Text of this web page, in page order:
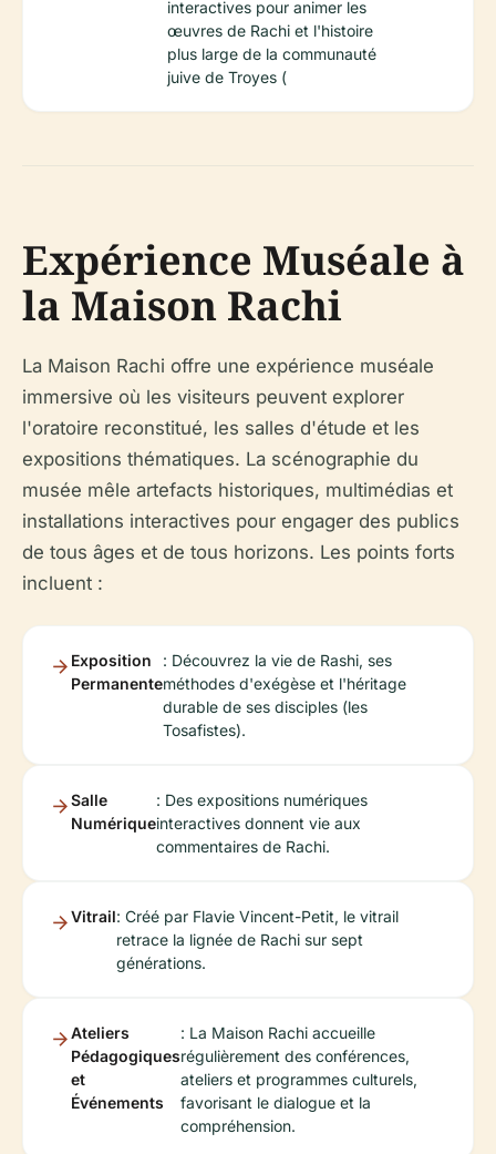
interactives pour animer les
œuvres de Rachi et l'histoire
plus large de la communauté
juive de Troyes (
Expérience Muséale à
la Maison Rachi
La Maison Rachi offre une expérience muséale
immersive où les visiteurs peuvent explorer
l'oratoire reconstitué, les salles d'étude et les
expositions thématiques. La scénographie du
musée mêle artefacts historiques, multimédias et
installations interactives pour engager des publics
de tous âges et de tous horizons. Les points forts
incluent :
Exposition
Permanente
: Découvrez la vie de Rashi, ses
méthodes d'exégèse et l'héritage
durable de ses disciples (les
Tosafistes).
Salle
Numérique
: Des expositions numériques
interactives donnent vie aux
commentaires de Rachi.
Vitrail: Créé par Flavie Vincent-Petit, le vitrail
retrace la lignée de Rachi sur sept
générations.
Ateliers
Pédagogiques
et
Événements
: La Maison Rachi accueille
régulièrement des conférences,
ateliers et programmes culturels,
favorisant le dialogue et la
compréhension.